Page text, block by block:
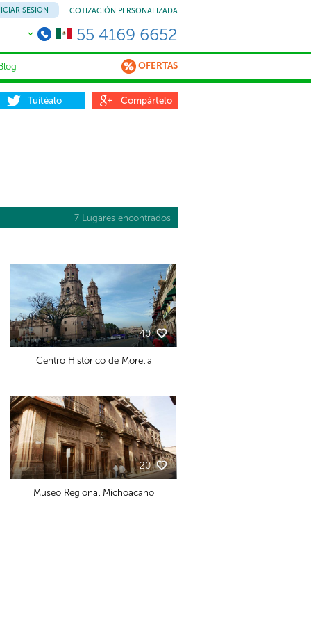
SESIÓN COTIZACIÓN PERSONALIZADA
55 4169 6652
OFERTAS
Tuitéalo Compártelo
7 Lugares encontrados
40
Centro Histórico de Morelia
20
Museo Regional Michoacano